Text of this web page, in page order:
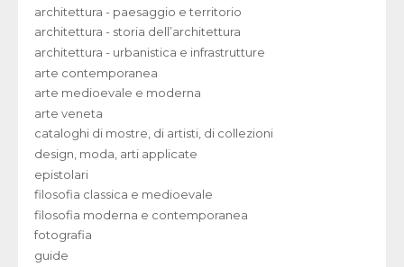
architettura - paesaggio e territorio
architettura - storia dell’architettura
architettura - urbanistica e infrastrutture
arte contemporanea
arte medioevale e moderna
arte veneta
cataloghi di mostre, di artisti, di collezioni
design, moda, arti applicate
epistolari
filosofia classica e medioevale
filosofia moderna e contemporanea
fotografia
guide